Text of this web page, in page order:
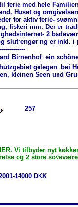
ferie med hele
Huset og
for aktiv ferie-
fiskeri mm. Der er
2
slutrengøring er inkl. i
Birnenhof  ein
gelegen, bei
kleinen Seen und
257
Vi tilbyder nyt
og 2 store
14000 DKK